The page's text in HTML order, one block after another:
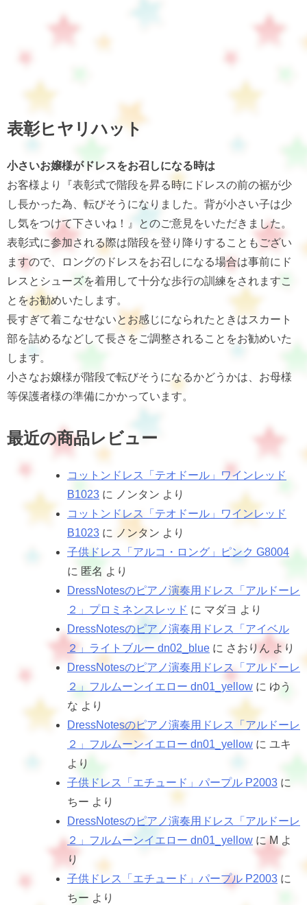
表彰ヒヤリハット
小さいお嬢様がドレスをお召しになる時は
お客様より『表彰式で階段を昇る時にドレスの前の裾が少
し長かった為、転びそうになりました。背が小さい子は少
し気をつけて下さいね！』とのご意見をいただきました。
表彰式に参加される際は階段を登り降りすることもござい
ますので、ロングのドレスをお召しになる場合は事前にド
レスとシューズを着用して十分な歩行の訓練をされますこ
とをお勧めいたします。
長すぎて着こなせないとお感じになられたときはスカート
部を詰めるなどして長さをご調整されることをお勧めいた
します。
小さなお嬢様が階段で転びそうになるかどうかは、お母様
等保護者様の準備にかかっています。
最近の商品レビュー
コットンドレス「テオドール」ワインレッド
B1023 に ノンタン より
コットンドレス「テオドール」ワインレッド
B1023 に ノンタン より
子供ドレス「アルコ・ロング」ピンク G8004
に 匿名 より
DressNotesのピアノ演奏用ドレス「アルドーレ
２」プロミネンスレッド に マダヨ より
DressNotesのピアノ演奏用ドレス「アイベル
２」ライトブルー dn02_blue に さおりん より
DressNotesのピアノ演奏用ドレス「アルドーレ
２」フルムーンイエロー dn01_yellow に ゆう
な より
DressNotesのピアノ演奏用ドレス「アルドーレ
２」フルムーンイエロー dn01_yellow に ユキ
より
子供ドレス「エチュード」パープル P2003 に
ちー より
DressNotesのピアノ演奏用ドレス「アルドーレ
２」フルムーンイエロー dn01_yellow にM よ
り
子供ドレス「エチュード」パープル P2003 に
ちー より